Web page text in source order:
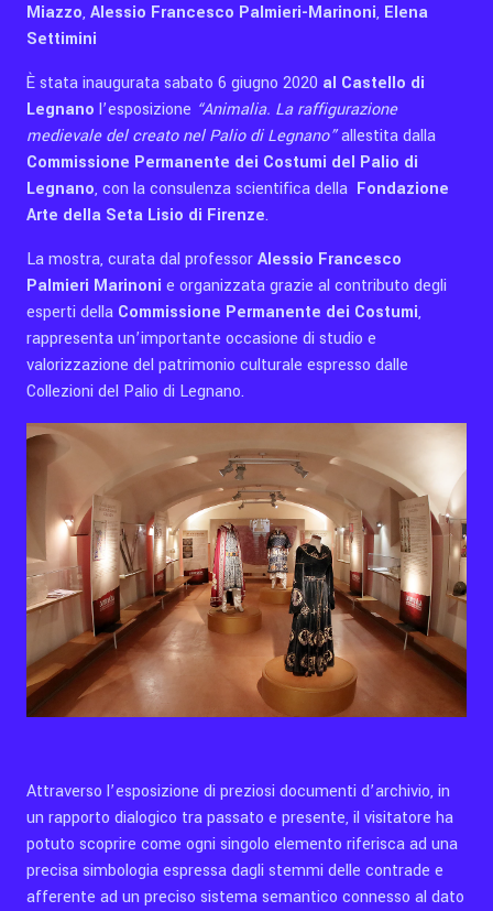
Miazzo, Alessio Francesco Palmieri-Marinoni, Elena
Settimini
È stata inaugurata sabato 6 giugno 2020 al Castello di
Legnano l’esposizione “Animalia. La raffigurazione
medievale del creato nel Palio di Legnano”allestita dalla
Commissione Permanente dei Costumi del Palio di
Legnano, con la consulenza scientifica della Fondazione
Arte della Seta Lisio di Firenze.
La mostra, curata dal professorAlessio Francesco
Palmieri Marinoni e organizzata grazie al contributo degli
esperti della Commissione Permanente dei Costumi,
rappresenta un’importante occasione di studio e
valorizzazione del patrimonio culturale espresso dalle
Collezioni del Palio di Legnano.
Attraverso l’esposizione di preziosi documenti d’archivio, in
un rapporto dialogico tra passato e presente, il visitatore ha
potuto scoprire come ogni singolo elemento riferisca ad una
precisa simbologia espressa dagli stemmi delle contrade e
afferente ad un preciso sistema semantico connesso al dato